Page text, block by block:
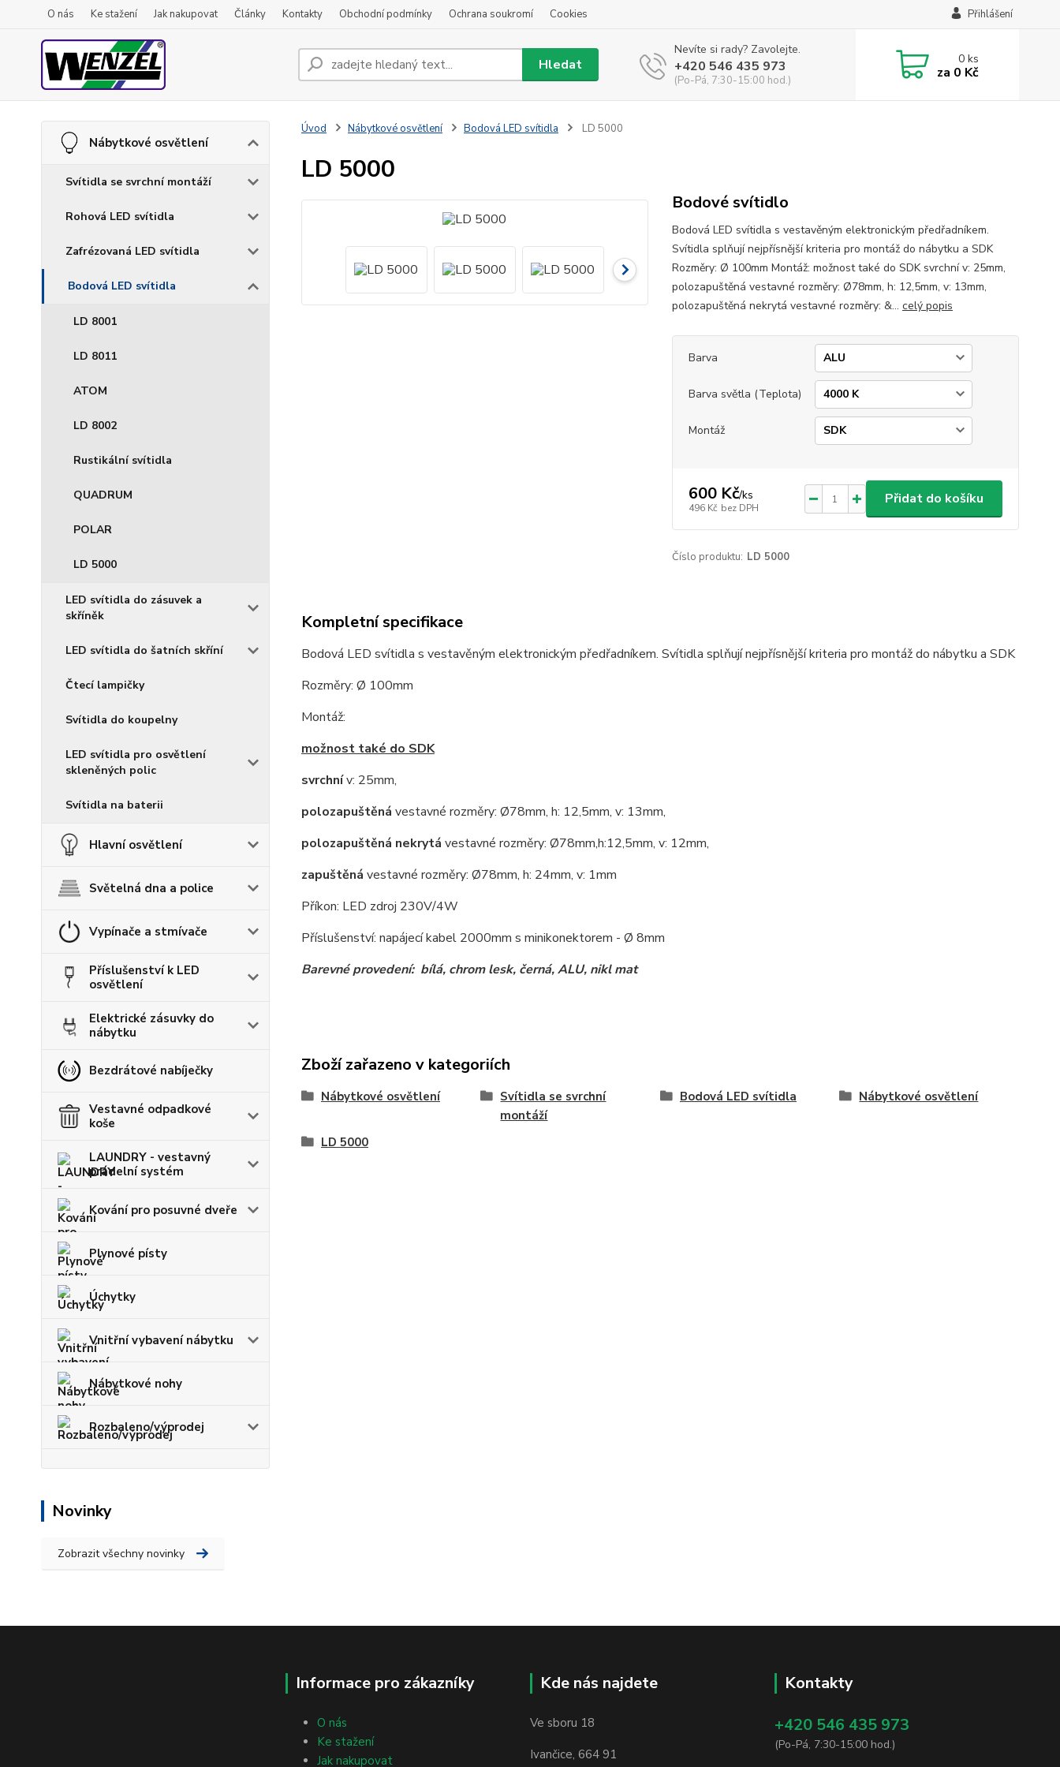
O nás Ke stažení Jak nakupovat Články Kontakty Obchodní podmínky Ochrana soukromí Cookies Přihlášení
Hledat
Nevíte si rady? Zavolejte.
+420 546 435 973
(Po-Pá, 7:30-15:00 hod.)
0ks
za 0 Kč
Nábytkové osvětlení
Svítidla se svrchní montáží
Rohová LED svítidla
Zafrézovaná LED svítidla
Bodová LED svítidla
LD 8001
LD 8011
ATOM
LD 8002
Rustikální svítidla
QUADRUM
POLAR
LD 5000
LED svítidla do zásuvek a
skříněk
LED svítidla do šatních skříní
Čtecí lampičky
Svítidla do koupelny
LED svítidla pro osvětlení
skleněných polic
Svítidla na baterii
Hlavní osvětlení
Světelná dna a police
Vypínače a stmívače
Příslušenství k LED
osvětlení
Elektrické zásuvky do
nábytku
Bezdrátové nabíječky
Vestavné odpadkové
koše
LAUNDRY - vestavný
prádelní systém
Kování pro posuvné dveře
Plynové písty
Úchytky
Vnitřní vybavení nábytku
Nábytkové nohy
Rozbaleno/výprodej
Novinky
Zobrazit všechny novinky
Úvod Nábytkové osvětlení Bodová LED svítidla LD 5000
LD 5000
Bodové svítidlo
Bodová LED svítidla s vestavěným elektronickým předřadníkem.
Svítidla splňují nejpřísnější kriteria pro montáž do nábytku a SDK
Rozměry: Ø 100mm Montáž: možnost také do SDK svrchní v: 25mm,
polozapuštěná vestavné rozměry: Ø78mm, h: 12,5mm, v: 13mm,
polozapuštěná nekrytá vestavné rozměry: &... celý popis
Barva
Barva světla (Teplota)
Montáž
600 Kč/ks
496 Kč bez DPH
Přidat do košíku
Číslo produktu: LD 5000
Kompletní specifikace
Bodová LED svítidla s vestavěným elektronickým předřadníkem. Svítidla splňují nejpřísnější kriteria pro montáž do nábytku a SDK
Rozměry: Ø 100mm
Montáž:
možnost také do SDK
svrchnív: 25mm,
polozapuštěná vestavné rozměry: Ø78mm, h: 12,5mm, v: 13mm,
polozapuštěná nekrytá vestavné rozměry: Ø78mm,h:12,5mm, v: 12mm,
zapuštěná vestavné rozměry: Ø78mm, h: 24mm, v: 1mm
Příkon: LED zdroj 230V/4W
Příslušenství: napájecí kabel 2000mm s minikonektorem - Ø 8mm
Barevné provedení: bílá, chrom lesk, černá, ALU, nikl mat
Zboží zařazeno v kategoriích
Nábytkové osvětlení
Svítidla se svrchní
montáží
Bodová LED svítidla Nábytkové osvětlení
LD 5000
Informace pro zákazníky
O nás
Ke stažení
Jak nakupovat
Kde nás najdete
Ve sboru 18
Ivančice, 664 91
Kontakty
+420 546 435 973
(Po-Pá, 7:30-15:00 hod.)